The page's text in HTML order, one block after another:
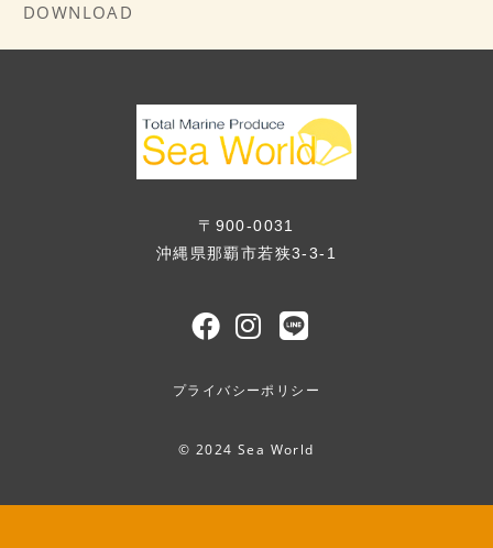
DOWNLOAD
〒900-0031
沖縄県那覇市若狭3-3-1
プライバシーポリシー
© 2024 Sea World